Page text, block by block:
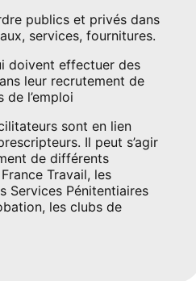
publics et privés dans
services, fournitures.
doivent effectuer des
leur recrutement de
de l’emploi
sont en lien
Il peut s’agir
de différents
Travail, les
Services Pénitentiaires
les clubs de